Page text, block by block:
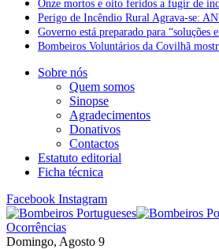
Onze mortos e oito feridos a fugir de
Perigo de Incêndio Rural Agrava-se:
Governo está preparado para “soluções
Bombeiros Voluntários da Covilhã
Sobre nós
Quem somos
Sinopse
Agradecimentos
Donativos
Contactos
Estatuto editorial
Ficha técnica
Facebook Instagram
Ocorrências
Domingo, Agosto 9